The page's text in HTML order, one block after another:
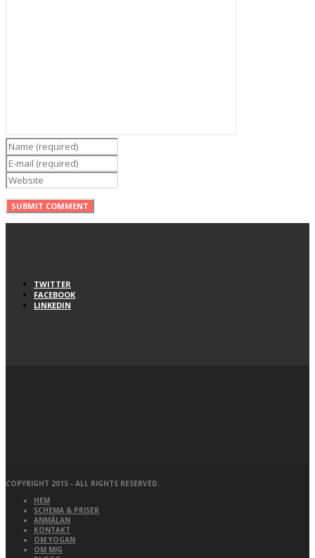
TWITTER
FACEBOOK
LINKEDIN
COPYRIGHT 2015 - ALL RIGHTS RESERVED.
HEM
SCHEMA & PRISER
ANMÄLAN
KONTAKT
OM YOGAN
OM MIG